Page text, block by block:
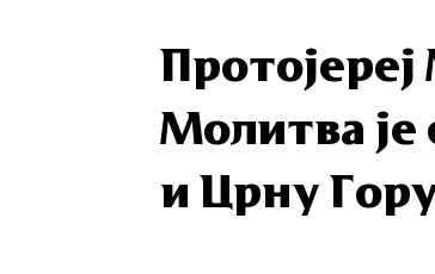
Молитва је
и Црну